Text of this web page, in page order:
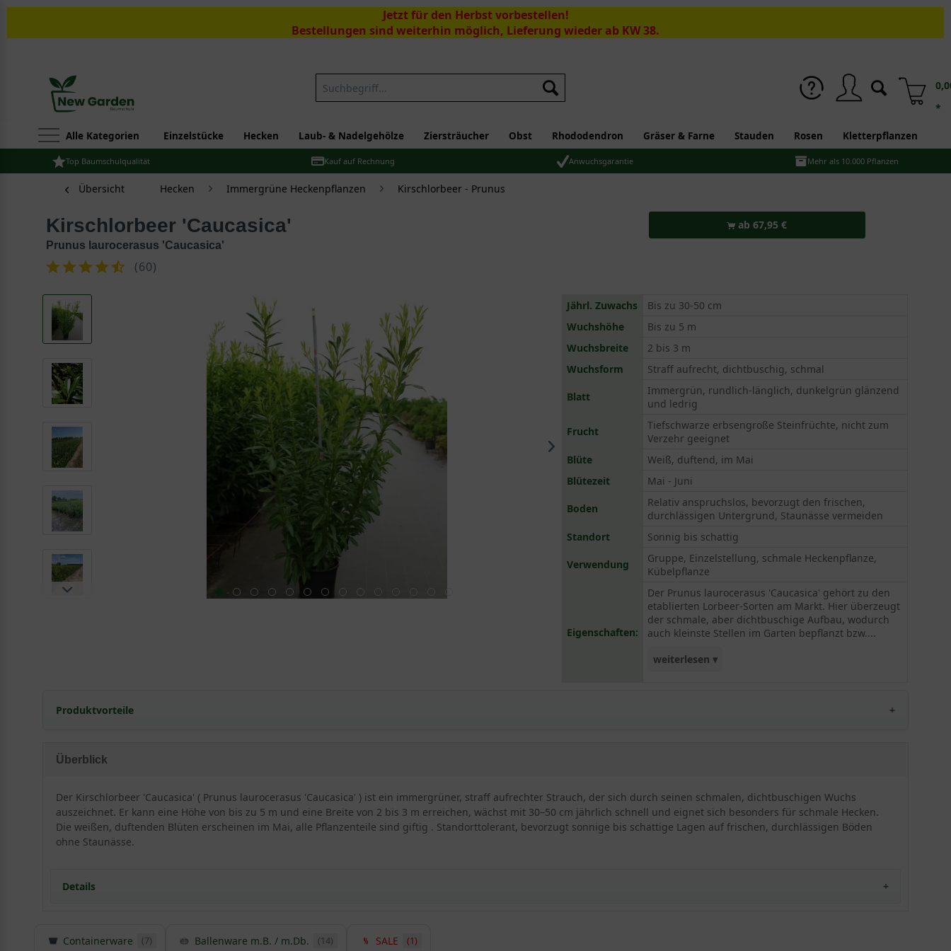
Jetzt für den Herbst vorbestellen!
Bestellungen sind weiterhin möglich, Lieferung wieder ab KW 38.
Suchen
*
Alle Kategorien Einzelstücke Hecken Laub- & Nadelgehölze Ziersträucher Obst Rhododendron Gräser & Farne Stauden Rosen Kletterpflanzen
Top Baumschulqualität Kauf auf Rechnung Anwuchsgarantie Mehr als 10.000 Pflanzen
Übersicht Hecken Immergrüne Heckenpflanzen Kirschlorbeer - Prunus
Kirschlorbeer 'Caucasica'
Prunus laurocerasus 'Caucasica'
(60)
ab 67,95 €
Jährl. Zuwachs
Bis zu 30-50 cm
Wuchshöhe
Bis zu 5 m
Wuchsbreite
2 bis 3 m
Wuchsform
Straff aufrecht, dichtbuschig, schmal
Blatt
Immergrün, rundlich-länglich, dunkelgrün glänzend
und ledrig
Frucht
Tiefschwarze erbsengroße Steinfrüchte, nicht zum
Verzehr geeignet
Blüte
Weiß, duftend, im Mai
Blütezeit
Mai - Juni
Boden
Relativ anspruchslos, bevorzugt den frischen,
durchlässigen Untergrund, Staunässe vermeiden
Standort
Sonnig bis schattig
Verwendung
Gruppe, Einzelstellung, schmale Heckenpflanze,
Kübelpflanze
Eigenschaften:
Der Prunus laurocerasus 'Caucasica' gehört zu den
etablierten Lorbeer-Sorten am Markt. Hier überzeugt
der schmale, aber dichtbuschige Aufbau, wodurch
auch kleinste Stellen im Garten bepflanzt bzw....
weiterlesen ▾
Hecken.
Produktvorteile
dichte, kompakte Hecke
robustes Gehölz
anspruchslos (Boden)
straff-schmalwüchsig
verträgt keine Staunässe
Überblick
Der Kirschlorbeer 'Caucasica' ( Prunus laurocerasus 'Caucasica' ) ist ein immergrüner, straff aufrechter Strauch, der sich durch seinen schmalen, dichtbuschigen Wuchs
auszeichnet. Er kann eine Höhe von bis zu 5 m und eine Breite von 2 bis 3 m erreichen, wächst mit 30–50 cm jährlich schnell und eignet sich besonders für schmale Hecken.
Die weißen, duftenden Blüten erscheinen im Mai, alle Pflanzenteile sind giftig . Standorttolerant, bevorzugt sonnige bis schattige Lagen auf frischen, durchlässigen Böden
ohne Staunässe.
Details
Detaillierte Informationen Kirschlorbeer 'Caucasica' / Prunus laurocerasus 'Caucasica'
Containerware (7) Ballenware m.B. / m.Db. (14) SALE (1)